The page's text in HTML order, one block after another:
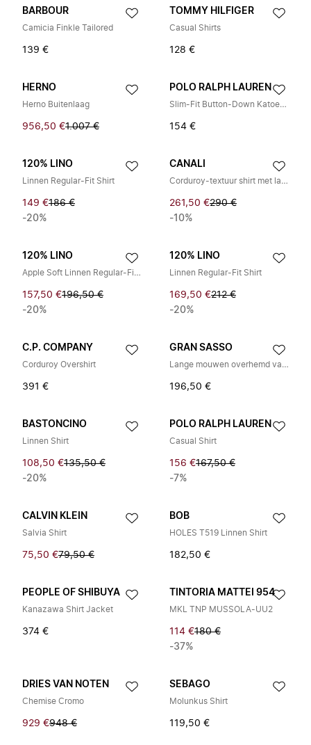
BARBOUR
Camicia Finkle Tailored
139 €
TOMMY HILFIGER
Casual Shirts
128 €
HERNO
Herno Buitenlaag
956,50 €1.007 €
POLO RALPH LAUREN
Slim-Fit Button-Down Katoenen Piqué Overhemd
154 €
120% LINO
Linnen Regular-Fit Shirt
149 €186 €
-20%
CANALI
Corduroy-textuur shirt met lange mouwen
261,50 €290 €
-10%
120% LINO
Apple Soft Linnen Regular-Fit Shirt
157,50 €196,50 €
-20%
120% LINO
Linnen Regular-Fit Shirt
169,50 €212 €
-20%
C.P. COMPANY
Corduroy Overshirt
391 €
GRAN SASSO
Lange mouwen overhemd van Filo di Scozia met Franse kraag
196,50 €
BASTONCINO
Linnen Shirt
108,50 €135,50 €
-20%
POLO RALPH LAUREN
Casual Shirt
156 €167,50 €
-7%
CALVIN KLEIN
Salvia Shirt
75,50 €79,50 €
BOB
HOLES T519 Linnen Shirt
182,50 €
PEOPLE OF SHIBUYA
Kanazawa Shirt Jacket
374 €
TINTORIA MATTEI 954
MKL TNP MUSSOLA-UU2
114 €180 €
-37%
DRIES VAN NOTEN
Chemise Cromo
929 €948 €
SEBAGO
Molunkus Shirt
119,50 €